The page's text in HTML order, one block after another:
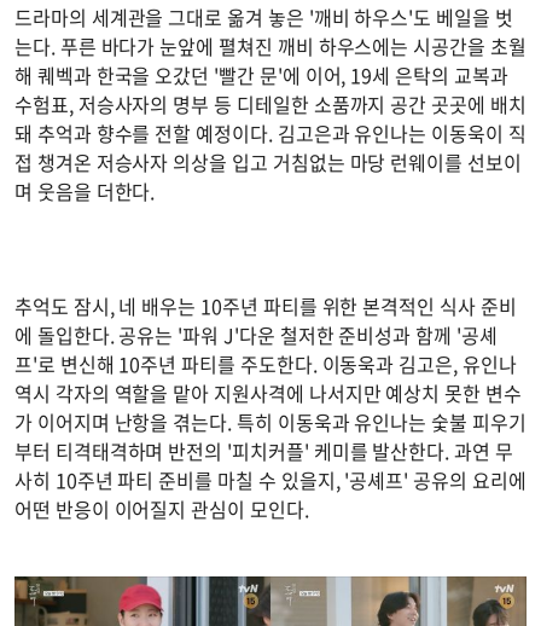
드라마의 세계관을 그대로 옮겨 놓은 '깨비 하우스'도 베일을 벗
는다. 푸른 바다가 눈앞에 펼쳐진 깨비 하우스에는 시공간을 초월
해 퀘벡과 한국을 오갔던 '빨간 문'에 이어, 19세 은탁의 교복과
수험표, 저승사자의 명부 등 디테일한 소품까지 공간 곳곳에 배치
돼 추억과 향수를 전할 예정이다. 김고은과 유인나는 이동욱이 직
접 챙겨온 저승사자 의상을 입고 거침없는 마당 런웨이를 선보이
며 웃음을 더한다.
추억도 잠시, 네 배우는 10주년 파티를 위한 본격적인 식사 준비
에 돌입한다. 공유는 '파워 J'다운 철저한 준비성과 함께 '공셰
프'로 변신해 10주년 파티를 주도한다. 이동욱과 김고은, 유인나
역시 각자의 역할을 맡아 지원사격에 나서지만 예상치 못한 변수
가 이어지며 난항을 겪는다. 특히 이동욱과 유인나는 숯불 피우기
부터 티격태격하며 반전의 '피치커플' 케미를 발산한다. 과연 무
사히 10주년 파티 준비를 마칠 수 있을지, '공셰프' 공유의 요리에
어떤 반응이 이어질지 관심이 모인다.